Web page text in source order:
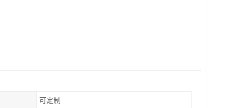
可定制